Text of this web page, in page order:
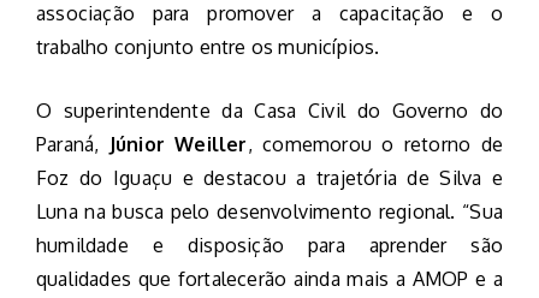
associação para promover a capacitação e o
trabalho conjunto entre os municípios.
O superintendente da Casa Civil do Governo do
Paraná, Júnior Weiller, comemorou o retorno de
Foz do Iguaçu e destacou a trajetória de Silva e
Luna na busca pelo desenvolvimento regional. “Sua
humildade e disposição para aprender são
qualidades que fortalecerão ainda mais a AMOP e a